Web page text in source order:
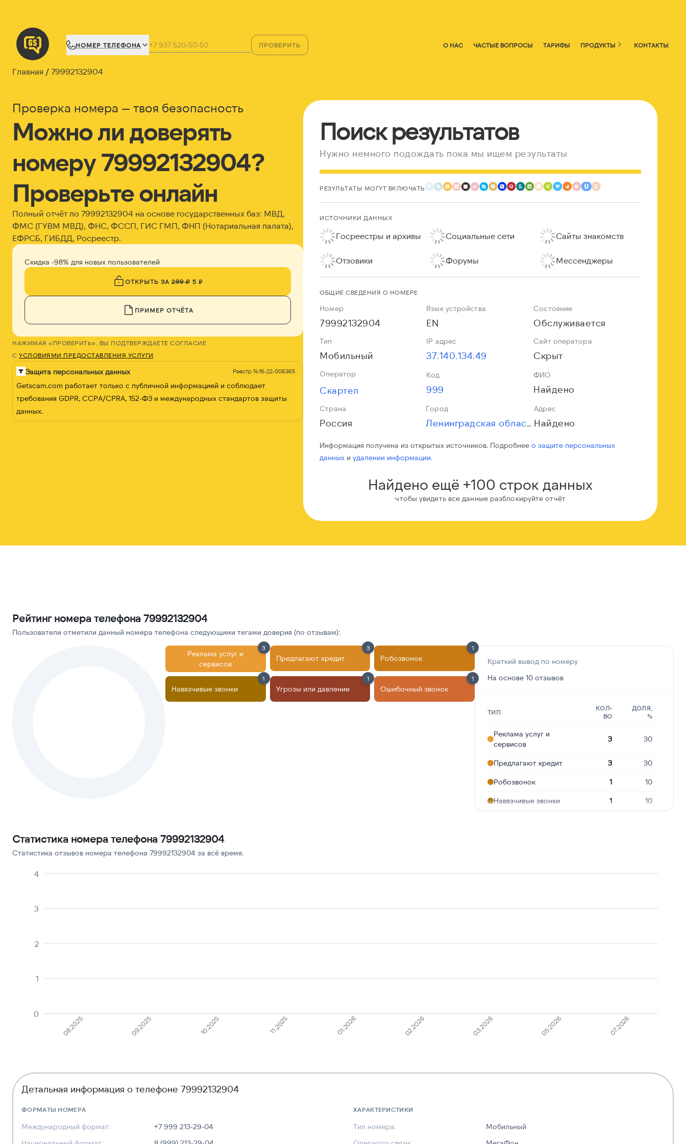
НОМЕР ТЕЛЕФОНА ПРОВЕРИТЬ О НАС ЧАСТЫЕ ВОПРОСЫ ТАРИФЫ ПРОДУКТЫ КОНТАКТЫ
Главная 79992132904
Проверка номера — твоя безопасность
Можно ли доверять
номеру 79992132904?
Проверьте онлайн
Полный отчёт по 79992132904 на основе государственных баз: МВД,
ФМС (ГУВМ МВД), ФНС, ФССП, ГИС ГМП, ФНП (Нотариальная палата),
ЕФРСБ, ГИБДД, Росреестр.
Скидка -98% для новых пользователей
ОТКРЫТЬ ЗА299 ₽5 ₽
ПРИМЕР ОТЧЁТА
НАЖИМАЯ «ПРОВЕРИТЬ», ВЫ ПОДТВЕРЖДАЕТЕ СОГЛАСИЕ
С УСЛОВИЯМИ ПРЕДОСТАВЛЕНИЯ УСЛУГИ
Защита персональных данных Реестр №16-22-006365
Getscam.com работает только с публичной информацией и соблюдает
требования GDPR, CCPA/CPRA, 152-ФЗ и международных стандартов защиты
данных.
Поиск результатов
Нужно немного подождать пока мы ищем результаты
РЕЗУЛЬТАТЫ МОГУТ ВКЛЮЧАТЬ
ИСТОЧНИКИ ДАННЫХ
Госреестры и архивы Социальные сети Сайты знакомств
Отзовики Форумы Мессенджеры
ОБЩИЕ СВЕДЕНИЯ О НОМЕРЕ
Номер
79992132904
Язык устройства
EN
Состояние
Обслуживается
Тип
Мобильный
IP адрес
37.140.134.49
Сайт оператора
Скрыт
Оператор
Скартел
Код
999
ФИО
Найдено
Страна
Россия
Город
Ленинградская область
Адрес
Найдено
Информация получена из открытых источников. Подробнеео защите персональных
данных иудалении информации.
Найдено ещё +100 строк данных
чтобы увидеть все данные разблокируйте отчёт
Рейтинг номера телефона 79992132904
Пользователи отметили данный номера телефона следующими тегами доверия (по отзывам):
Реклама услуг и
сервисов
3
Предлагают кредит
3
Робозвонок
1
Навязчивые звонки
1
Угрозы или давление
1
Ошибочный звонок
1
Краткий вывод по номеру
На основе 10 отзывов
ТИП
КОЛ-
ВО
ДОЛЯ,
%
Реклама услуг и
сервисов
3 30
Предлагают кредит 3 30
Робозвонок 1 10
Навязчивые звонки 1 10
Статистика номера телефона 79992132904
Статистика отзывов номера телефона 79992132904 за всё время.
0
1
2
3
4
08.2025 09.2025 10.2025 11.2025 01.2026 02.2026 03.2026 05.2026 07.2026
Детальная информация о телефоне 79992132904
ФОРМАТЫ НОМЕРА
Международный формат:
+7 999 213-29-04
ХАРАКТЕРИСТИКИ
Тип номера:
Мобильный